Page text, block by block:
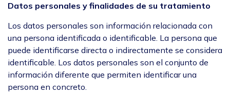
Datos personales y finalidades de su tratamiento
Los datos personales son información relacionada con
una persona identificada o identificable. La persona que
puede identificarse directa o indirectamente se considera
identificable. Los datos personales son el conjunto de
información diferente que permiten identificar una
persona en concreto.